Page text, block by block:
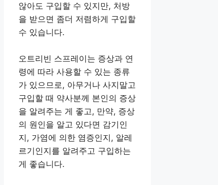
않아도 구입할 수 있지만, 처방
을 받으면 좀더 저렴하게 구입할
수 있습니다.
오트리빈 스프레이는 증상과 연
령에 따라 사용할 수 있는 종류
가 있으므로, 아무거나 사지말고
구입할 때 약사분께 본인의 증상
을 알려주는 게 좋고, 만약, 증상
의 원인을 알고 있다면 감기인
지, 가염에 의한 염증인지, 알레
르기인지를 알려주고 구입하는
게 좋습니다.